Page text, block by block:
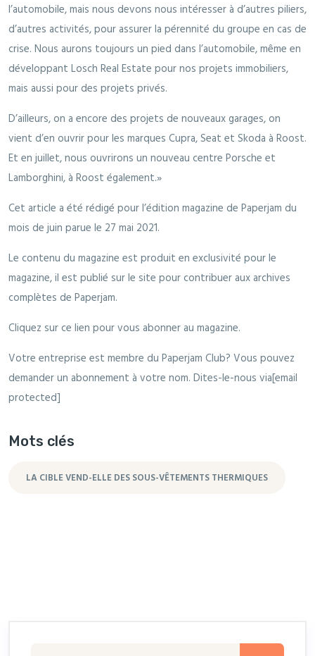
l’automobile, mais nous devons nous intéresser à d’autres piliers,
d’autres activités, pour assurer la pérennité du groupe en cas de
crise. Nous aurons toujours un pied dans l’automobile, même en
développant Losch Real Estate pour nos projets immobiliers,
mais aussi pour des projets privés.
D’ailleurs, on a encore des projets de nouveaux garages, on
vient d’en ouvrir pour les marques Cupra, Seat et Skoda à Roost.
Et en juillet, nous ouvrirons un nouveau centre Porsche et
Lamborghini, à Roost également.»
Cet article a été rédigé pour l’édition magazine de Paperjam du
mois de juin parue le 27 mai 2021.
Le contenu du magazine est produit en exclusivité pour le
magazine, il est publié sur le site pour contribuer aux archives
complètes de Paperjam.
Cliquez sur ce lien pour vous abonner au magazine.
Votre entreprise est membre du Paperjam Club? Vous pouvez
demander un abonnement à votre nom. Dites-le-nous via[email
protected]
Mots clés
LA CIBLE VEND-ELLE DES SOUS-VÊTEMENTS THERMIQUES